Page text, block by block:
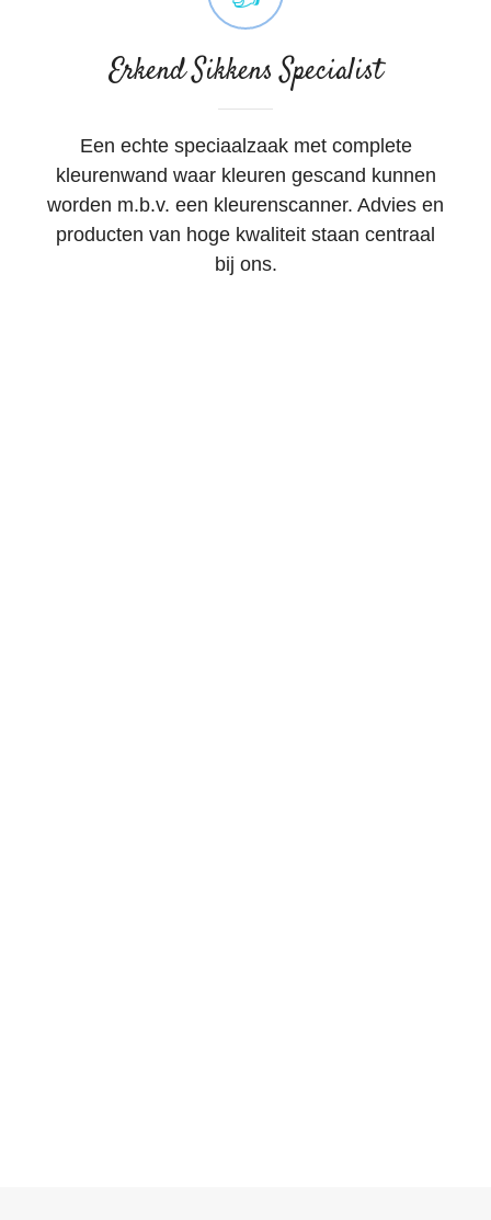
Erkend Sikkens Specialist
Een echte speciaalzaak met complete
kleurenwand waar kleuren gescand kunnen
worden m.b.v. een kleurenscanner. Advies en
producten van hoge kwaliteit staan centraal
bij ons.